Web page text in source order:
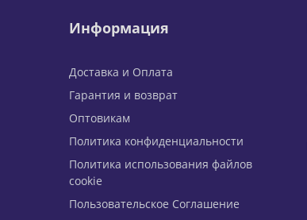
Информация
Доставка и Оплата
Гарантия и возврат
Оптовикам
Политика конфиденциальности
Политика использования файлов
cookie
Пользовательское Соглашение